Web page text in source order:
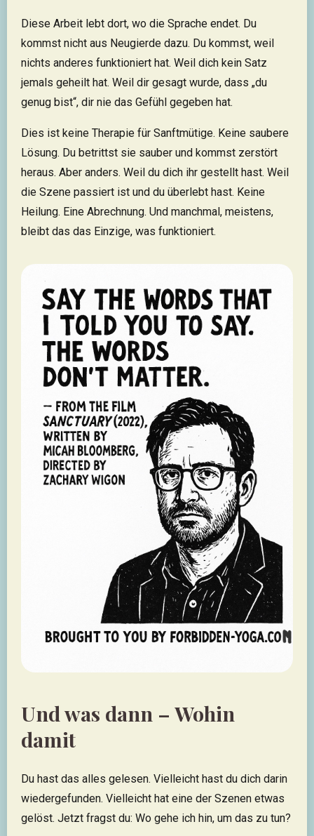
Diese Arbeit lebt dort, wo die Sprache endet. Du
kommst nicht aus Neugierde dazu. Du kommst, weil
nichts anderes funktioniert hat. Weil dich kein Satz
jemals geheilt hat. Weil dir gesagt wurde, dass „du
genug bist“, dir nie das Gefühl gegeben hat.
Dies ist keine Therapie für Sanftmütige. Keine saubere
Lösung. Du betrittst sie sauber und kommst zerstört
heraus. Aber anders. Weil du dich ihr gestellt hast. Weil
die Szene passiert ist und du überlebt hast. Keine
Heilung. Eine Abrechnung. Und manchmal, meistens,
bleibt das das Einzige, was funktioniert.
Und was dann – Wohin
damit
Du hast das alles gelesen. Vielleicht hast du dich darin
wiedergefunden. Vielleicht hat eine der Szenen etwas
gelöst. Jetzt fragst du: Wo gehe ich hin, um das zu tun?